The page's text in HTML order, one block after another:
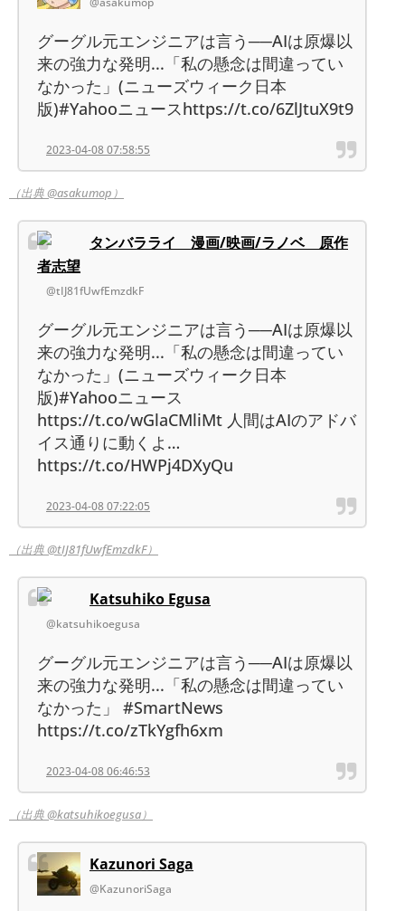
グーグル元エンジニアは言う──AIは原爆以
来の強力な発明...「私の懸念は間違ってい
なかった」(ニューズウィーク日本
版)#Yahooニュースhttps://t.co/6ZlJtuX9t9
2023-04-08 07:58:55
（出典 @asakumop）
タンバラライ 漫画/映画/ラノベ 原作
者志望
@tIJ81fUwfEmzdkF
グーグル元エンジニアは言う──AIは原爆以
来の強力な発明...「私の懸念は間違ってい
なかった」(ニューズウィーク日本
版)#Yahooニュース
https://t.co/wGlaCMliMt 人間はAIのアドバ
イス通りに動くよ…
https://t.co/HWPj4DXyQu
2023-04-08 07:22:05
（出典 @tIJ81fUwfEmzdkF）
Katsuhiko Egusa
@katsuhikoegusa
グーグル元エンジニアは言う──AIは原爆以
来の強力な発明...「私の懸念は間違ってい
なかった」 #SmartNews
https://t.co/zTkYgfh6xm
2023-04-08 06:46:53
（出典 @katsuhikoegusa）
Kazunori Saga
@KazunoriSaga